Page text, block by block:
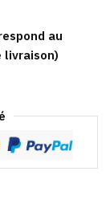
au
livraison)